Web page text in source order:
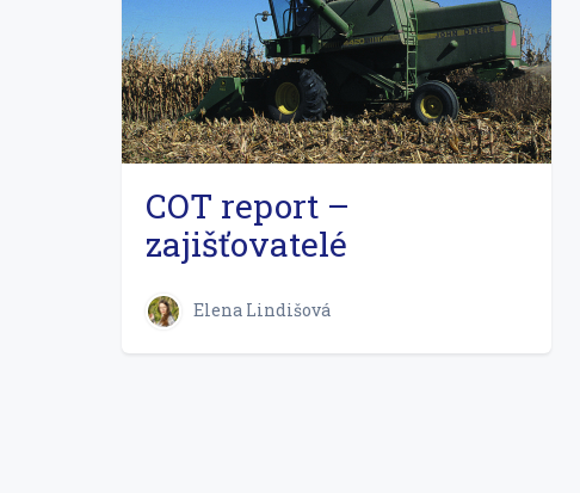
COT report –
zajišťovatelé
Elena Lindišová